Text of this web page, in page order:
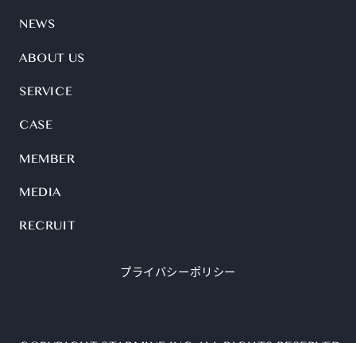
NEWS
ABOUT US
SERVICE
CASE
MEMBER
MEDIA
RECRUIT
プライバシーポリシー